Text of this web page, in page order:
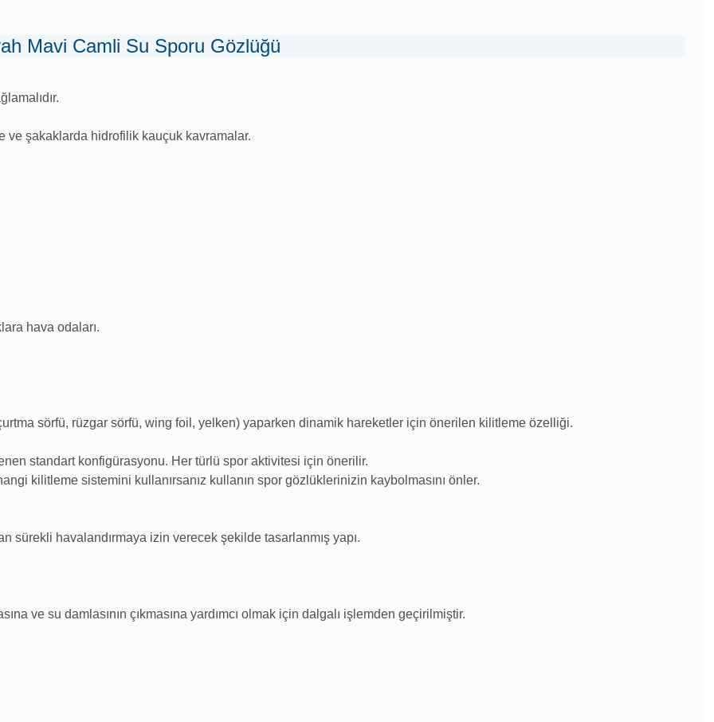
Mavi Camli Su Sporu Gözlüğü
ve şakaklarda hidrofilik kauçuk kavramalar.
hava odaları.
sörfü, rüzgar sörfü, wing foil, yelken) yaparken dinamik hareketler için önerilen kilitleme özelliği.
standart konfigürasyonu. Her türlü spor aktivitesi için önerilir.
kilitleme sistemini kullanırsanız kullanın spor gözlüklerinizin kaybolmasını önler.
sürekli havalandırmaya izin verecek şekilde tasarlanmış yapı.
ve su damlasının çıkmasına yardımcı olmak için dalgalı işlemden geçirilmiştir.